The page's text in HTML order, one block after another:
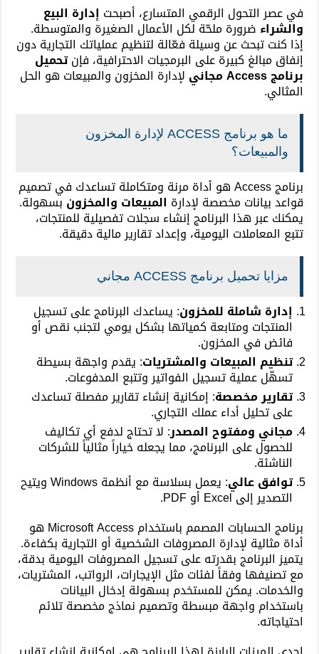
في عصر التحول الرقمي المتسارع، أصبحت إدارة البيع
والشراء ضرورة ملحّة لكل الأعمال الصغيرة والمتوسطة.
إذا كنت تبحث عن وسيلة فعّالة لتنظيم عملياتك التجارية دون
إنفاق مبالغ كبيرة على البرمجيات الاحترافية، فإنتحميل
برنامج Access مجاني لإدارة المخزون والمبيعات هو الحل
المثالي.
ما هو برنامج ACCESS لإدارة المخزون
والمبيعات؟
برنامج Access هو أداة مرنة ومتكاملة تساعدك في تصميم
قواعد بيانات مخصصة لإدارة المبيعات والمخزون بسهولة.
يمكنك عبر هذا البرنامج إنشاء سجلات تفصيلية للمنتجات،
تتبع المعاملات اليومية، وإعداد تقارير مالية دقيقة.
مزايا تحميل برنامج ACCESS مجاني
إدارة شاملة للمخزون: يساعدك البرنامج على تسجيل
المنتجات ومتابعة كمياتها بشكل يومي لتجنب نقص أو
فائض في المخزون.
تنظيم المبيعات والمشتريات: يقدم واجهة بسيطة
تسهّل عملية تسجيل الفواتير وتتبع المدفوعات.
تقارير مخصصة: إمكانية إنشاء تقارير مفصلة تساعدك
على تحليل أداء عملك التجاري.
مجاني ومفتوح المصدر: لا تحتاج لدفع أي تكاليف
للحصول على البرنامج، مما يجعله خياراً مثالياً للشركات
الناشئة.
توافق عالي
: يعمل بسلاسة مع أنظمة Windows ويتيح
التصدير إلى Excel أو PDF.
برنامج الحسابات المصمم باستخدام Microsoft Access هو
أداة مثالية لإدارة المصروفات الشخصية أو التجارية بكفاءة.
يتميز البرنامج بقدرته على تسجيل المصروفات اليومية بدقة،
مع تصنيفها وفقاً لفئات مثل الإيجارات، الرواتب، المشتريات،
والخدمات. يمكن للمستخدم بسهولة إدخال البيانات
باستخدام واجهة مبسطة وتصميم نماذج مخصصة تلائم
احتياجاته.